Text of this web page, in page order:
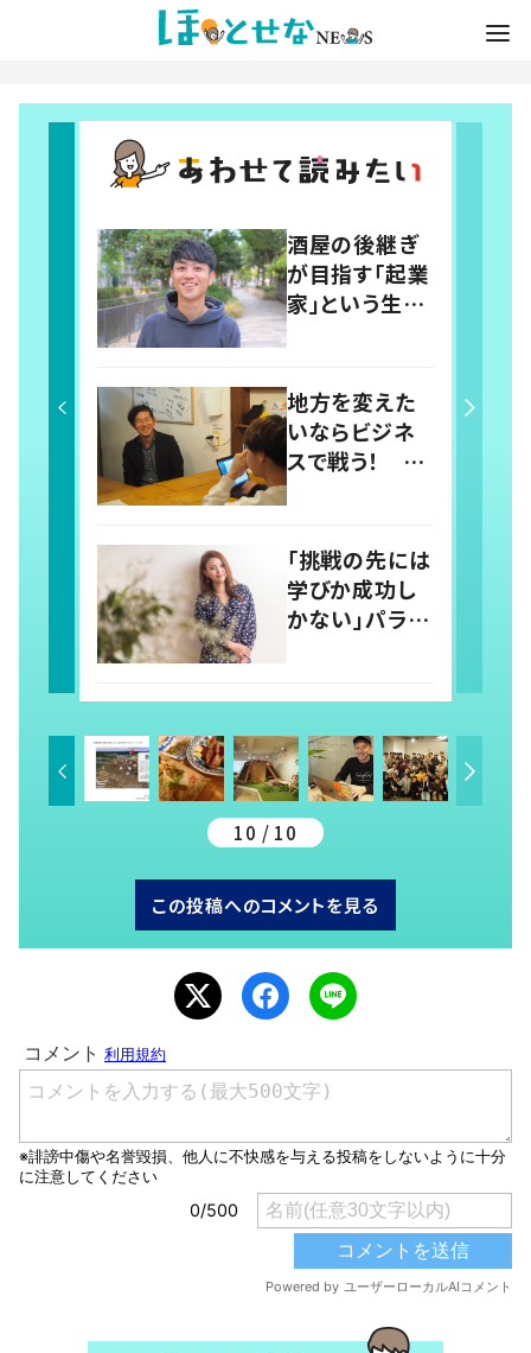
酒屋の後継ぎ
が目指す「起業
家」という生き
方 見えてき
ヒント
地方を変えた
いならビジネ
スで戦う！ 長
崎で起業家た
営者の目指す
未来
「挑戦の先には
学びか成功し
かない」パラレ
で活躍する女
性社長の半生
に迫る
10 / 10
この投稿へのコメントを見る